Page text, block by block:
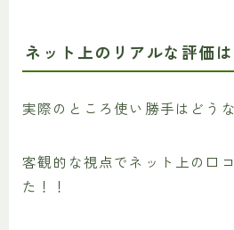
ネット上のリアルな評価は
実際のところ使い勝手はどう
客観的な視点でネット上の口
た！！